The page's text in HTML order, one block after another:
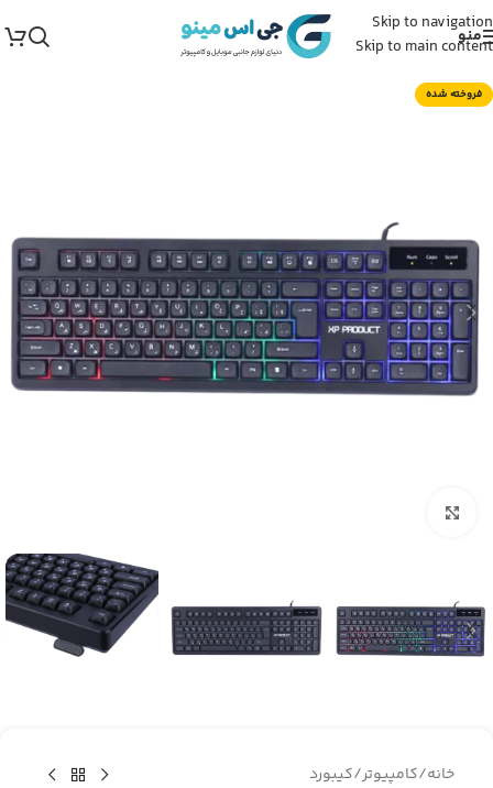
Skip to navigation
Skip to main content
منو
فروخته شده
خانه/کامپیوتر/کیبورد